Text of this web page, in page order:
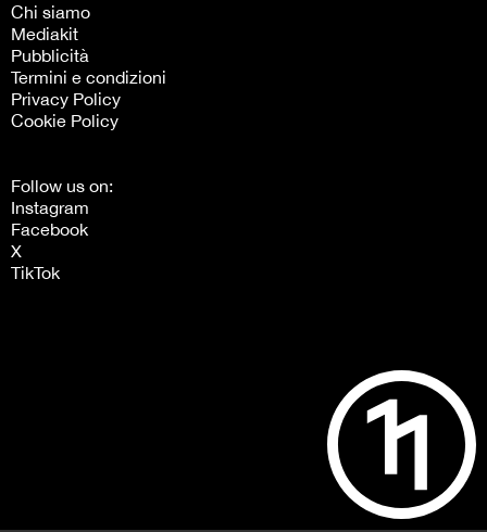
Chi siamo
Mediakit
Pubblicità
Termini e condizioni
Privacy Policy
Cookie Policy
Follow us on:
Instagram
Facebook
X
TikTok